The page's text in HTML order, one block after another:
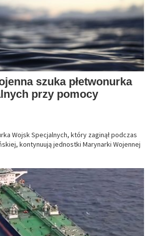
szuka płetwonurka
przy pomocy
Wojsk Specjalnych, który zaginął podczas
kontynuują jednostki Marynarki Wojennej